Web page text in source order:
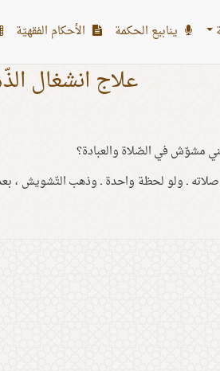
ينابيع الحكمة الأحکام الفقهیّة
علاج انشغال
مشوّش في الصّلاة والعبادة؟
ـ ولو لحظة واحدة ـ وذهب التّشويش ،